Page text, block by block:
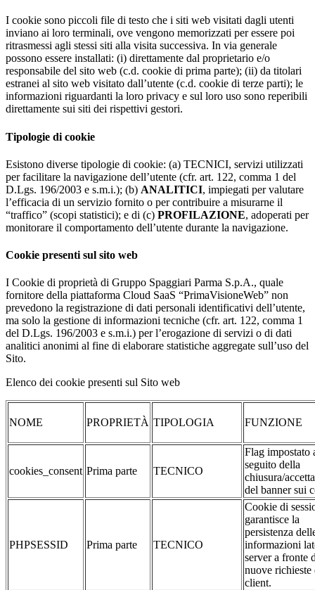
I cookie sono piccoli file di testo che i siti web visitati dagli utenti
inviano ai loro terminali, ove vengono memorizzati per essere poi
ritrasmessi agli stessi siti alla visita successiva. In via generale
possono essere installati: (i) direttamente dal proprietario e/o
responsabile del sito web (c.d. cookie di prima parte); (ii) da titolari
estranei al sito web visitato dall’utente (c.d. cookie di terze parti); le
informazioni riguardanti la loro privacy e sul loro uso sono reperibili
direttamente sui siti dei rispettivi gestori.
Tipologie di cookie
Esistono diverse tipologie di cookie: (a) TECNICI, servizi utilizzati
per facilitare la navigazione dell’utente (cfr. art. 122, comma 1 del
D.Lgs. 196/2003 e s.m.i.); (b) ANALITICI, impiegati per valutare
l’efficacia di un servizio fornito o per contribuire a misurarne il
“traffico” (scopi statistici); e di (c) PROFILAZIONE, adoperati per
monitorare il comportamento dell’utente durante la navigazione.
Cookie presenti sul sito web
I Cookie di proprietà di Gruppo Spaggiari Parma S.p.A., quale
fornitore della piattaforma Cloud SaaS “PrimaVisioneWeb” non
prevedono la registrazione di dati personali identificativi dell’utente,
ma solo la gestione di informazioni tecniche (cfr. art. 122, comma 1
del D.Lgs. 196/2003 e s.m.i.) per l’erogazione di servizi o di dati
analitici anonimi al fine di elaborare statistiche aggregate sull’uso del
Sito.
Elenco dei cookie presenti sul Sito web
NOME PROPRIETÀ TIPOLOGIA FUNZIONE
cookies_consent Prima parte TECNICO
Flag impostato
seguito della
chiusura/
del banner sui
PHPSESSID Prima parte TECNICO
Cookie di
garantisce la
persistenza
informazioni
server a fronte
nuove richieste
client.